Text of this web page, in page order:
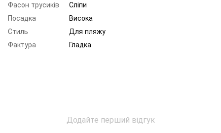
Фасон трусиків
Сліпи
Посадка
Висока
Стиль
Для пляжу
Фактура
Гладка
Додайте перший відгук